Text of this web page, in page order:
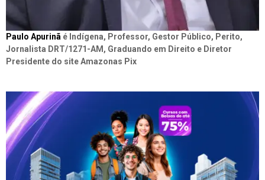
Paulo Apurinã é Indígena, Professor, Gestor Público, Perito,
Jornalista DRT/1271-AM, Graduando em Direito e Diretor
Presidente do site Amazonas Pix